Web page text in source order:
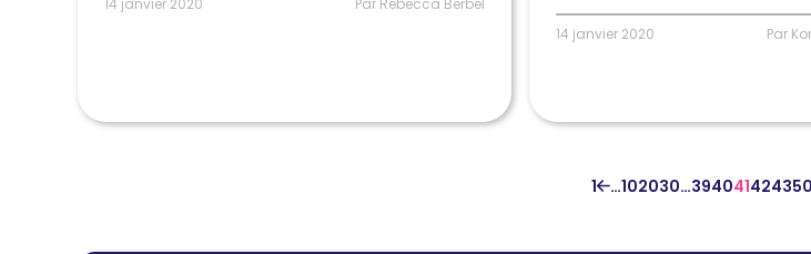
14 janvier 2020 Par Rebecca Berbel
14 janvier 2020 Par
1 …102030…394041424350